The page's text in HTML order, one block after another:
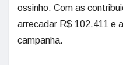
ossinho. Com as
arrecadar R$ 102.411 e
campanha.